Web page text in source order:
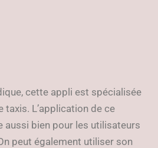
cette appli est spécialisée
taxis. L’application de ce
aussi bien pour les utilisateurs
peut également utiliser son